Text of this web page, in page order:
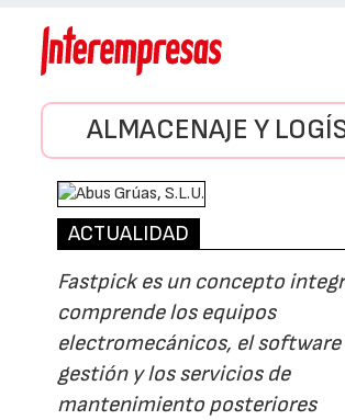
ALMACENAJE Y
ACTUALIDAD
Fastpick es un concepto
comprende los equipos
electromecánicos, el software
gestión y los servicios de
mantenimiento posteriores